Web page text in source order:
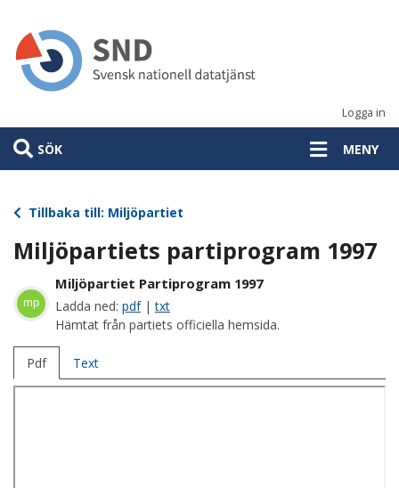
huvudinnehåll
Logga in
SÖK MENY
Tillbaka till: Miljöpartiet
Miljöpartiets partiprogram 1997
mp
Miljöpartiet Partiprogram 1997
Ladda ned: pdf|txt
Hämtat från partiets officiella hemsida.
Pdf Text